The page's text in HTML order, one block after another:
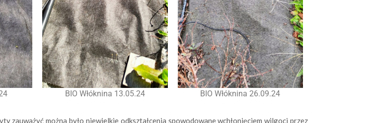
BIO Włóknina 13.05.24 BIO Włóknina 26.09.24
zauważyć można było niewielkie odkształcenia spowodowane wchłonięciem wilgoci przez